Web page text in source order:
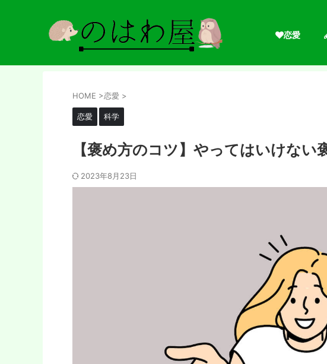
恋愛
HOME >恋愛 >
恋愛 科学
【褒め方のコツ】やってはいけない
2023年8月23日